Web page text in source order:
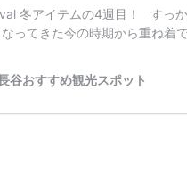
冬アイテムの4週目！ すっ
ってきた今の時期から重ね着
谷おすすめ観光スポット